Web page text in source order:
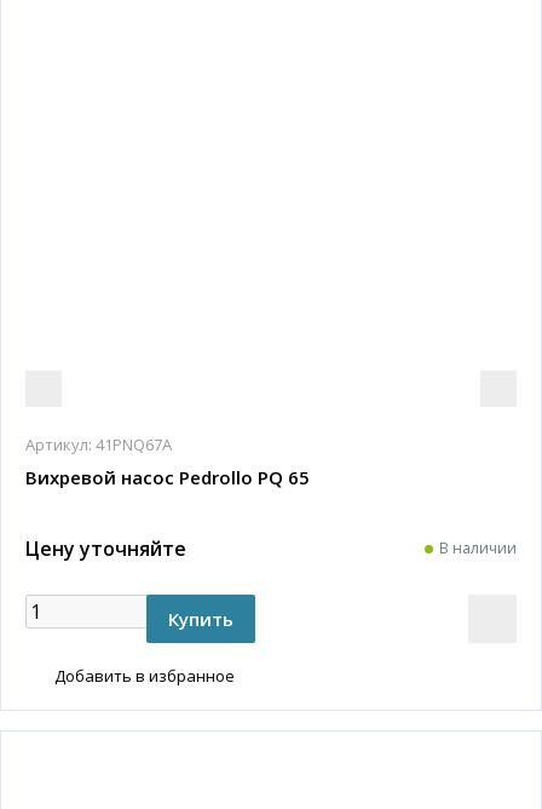
Артикул: 41PNQ67A
Вихревой насос Pedrollo PQ 65
Цену уточняйте В наличии
Добавить в избранное